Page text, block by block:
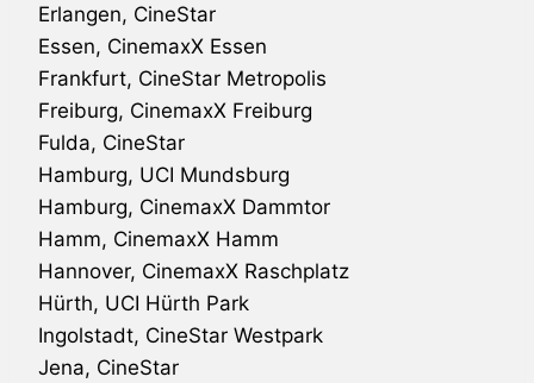
Erlangen, CineStar
Essen, CinemaxX Essen
Frankfurt, CineStar Metropolis
Freiburg, CinemaxX Freiburg
Fulda, CineStar
Hamburg, UCI Mundsburg
Hamburg, CinemaxX Dammtor
Hamm, CinemaxX Hamm
Hannover, CinemaxX Raschplatz
Hürth, UCI Hürth Park
Ingolstadt, CineStar Westpark
Jena, CineStar